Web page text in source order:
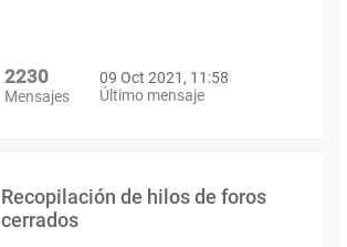
2230
Mensajes
09 Oct 2021, 11:58
Último mensaje
Recopilación de hilos de foros
cerrados